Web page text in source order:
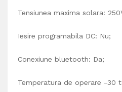
Tensiunea maxima solara:
Iesire programabila DC: Nu;
Conexiune bluetooth: Da;
Temperatura de operare -30